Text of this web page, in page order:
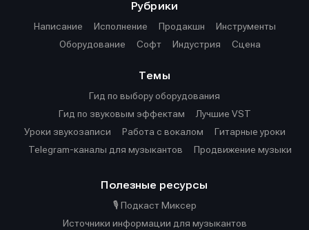
Рубрики
Написание
Исполнение Продакшн
Инструменты
Оборудование
Софт Индустрия Сцена
Темы
Гид по выбору оборудования
Гид по звуковым эффектам
Лучшие VST
Уроки звукозаписи
Работа с вокалом
Гитарные уроки
Telegram-каналы для музыкантов
Продвижение музыки
Полезные ресурсы
🎙️ Подкаст Миксер
Источники информации для музыкантов